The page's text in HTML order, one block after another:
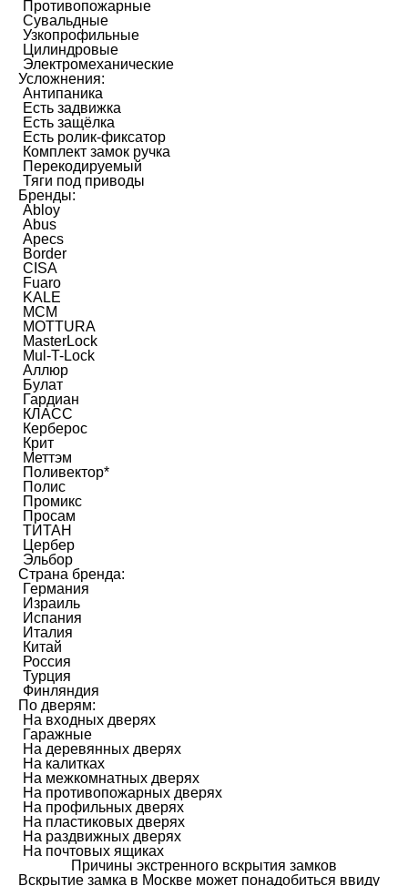
Противопожарные
Сувальдные
Узкопрофильные
Цилиндровые
Электромеханические
Усложнения:
Антипаника
Есть задвижка
Есть защёлка
Есть ролик-фиксатор
Комплект замок ручка
Перекодируемый
Тяги под приводы
Бренды:
Abloy
Abus
Apecs
Border
CISA
Fuaro
KALE
MCM
MOTTURA
MasterLock
Mul-T-Lock
Аллюр
Булат
Гардиан
КЛАСС
Керберос
Крит
Меттэм
Поливектор*
Полис
Промикс
Просам
ТИТАН
Цербер
Эльбор
Страна бренда:
Германия
Израиль
Испания
Италия
Китай
Россия
Турция
Финляндия
По дверям:
На входных дверях
Гаражные
На деревянных дверях
На калитках
На межкомнатных дверях
На противопожарных дверях
На профильных дверях
На пластиковых дверях
На раздвижных дверях
На почтовых ящиках
Причины экстренного вскрытия замков
Вскрытие замка в Москве может понадобиться ввиду